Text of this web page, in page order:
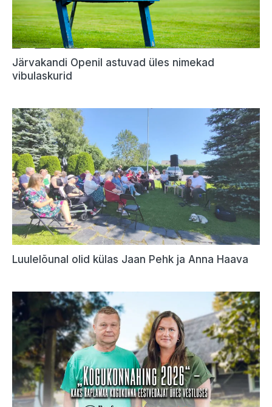
Järvakandi Openil astuvad üles nimekad
vibulaskurid
Luulelõunal olid külas Jaan Pehk ja Anna Haava